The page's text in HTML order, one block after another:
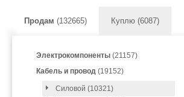
Продам (132665) Куплю (6087)
Электрокомпоненты (21157)
Кабель и провод (19152)
Силовой (10321)